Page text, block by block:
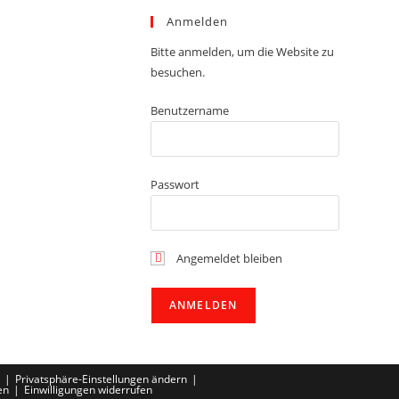
Anmelden
Bitte anmelden, um die Website zu
besuchen.
Benutzername
Passwort
Angemeldet bleiben
Privatsphäre-Einstellungen ändern
Einwilligungen widerrufen